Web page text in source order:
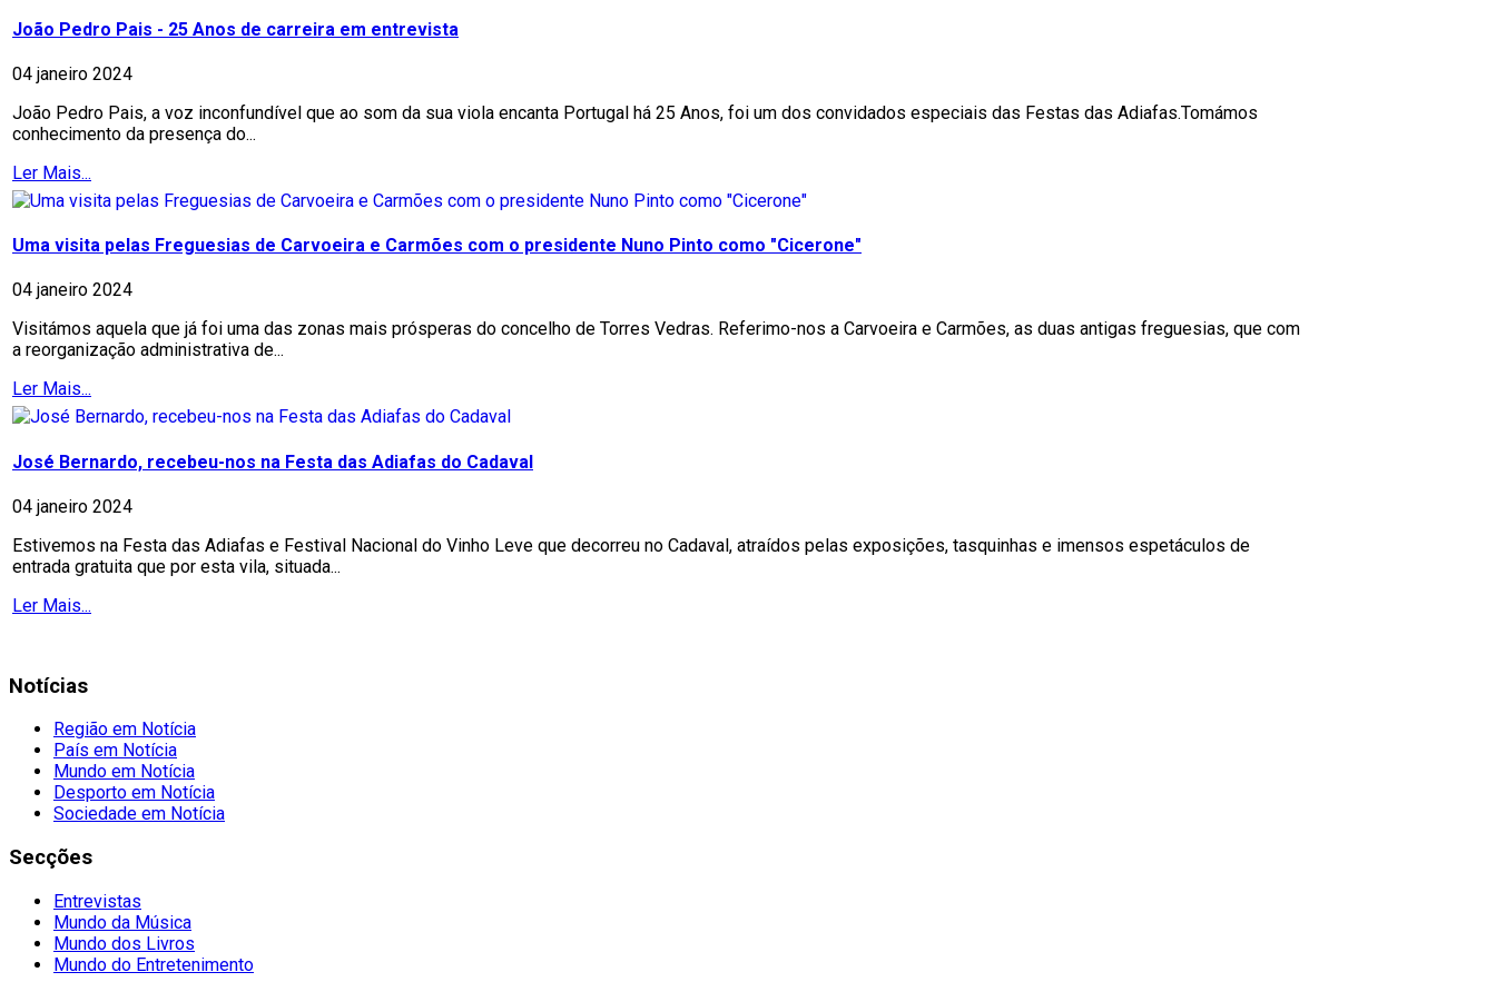
João Pedro Pais - 25 Anos de carreira em entrevista
04 janeiro 2024
João Pedro Pais, a voz inconfundível que ao som da sua viola encanta Portugal há 25 Anos, foi um dos convidados especiais das Festas das Adiafas.Tomámos
conhecimento da presença do...
Ler Mais...
Uma visita pelas Freguesias de Carvoeira e Carmões com o presidente Nuno Pinto como "Cicerone"
04 janeiro 2024
Visitámos aquela que já foi uma das zonas mais prósperas do concelho de Torres Vedras. Referimo-nos a Carvoeira e Carmões, as duas antigas freguesias, que com
a reorganização administrativa de...
Ler Mais...
José Bernardo, recebeu-nos na Festa das Adiafas do Cadaval
04 janeiro 2024
Estivemos na Festa das Adiafas e Festival Nacional do Vinho Leve que decorreu no Cadaval, atraídos pelas exposições, tasquinhas e imensos espetáculos de
entrada gratuita que por esta vila, situada...
Ler Mais...
Notícias
Região em Notícia
País em Notícia
Mundo em Notícia
Desporto em Notícia
Sociedade em Notícia
Secções
Entrevistas
Mundo da Música
Mundo dos Livros
Mundo do Entretenimento